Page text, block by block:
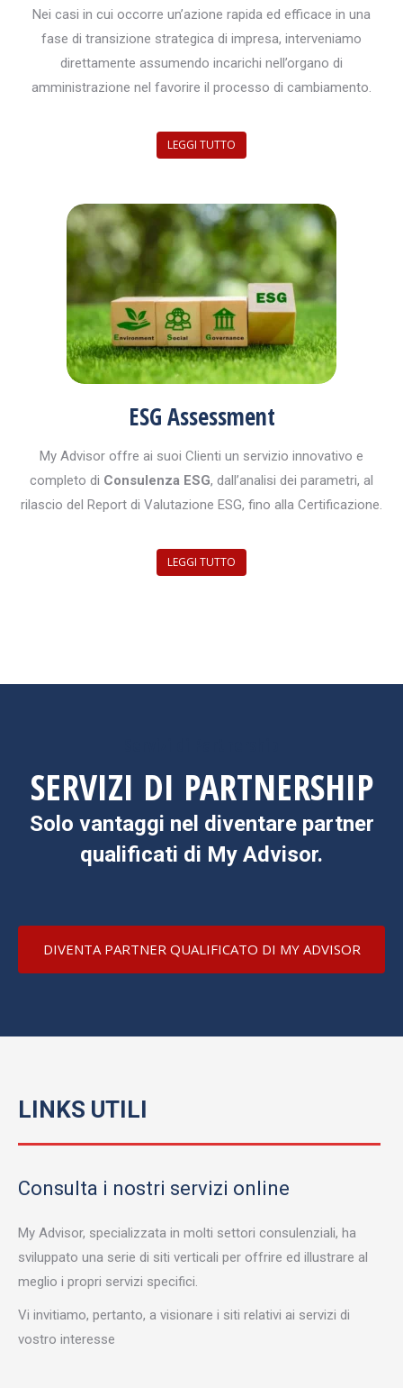
Nei casi in cui occorre un’azione rapida ed efficace in una
fase di transizione strategica di impresa, interveniamo
direttamente assumendo incarichi nell’organo di
amministrazione nel favorire il processo di cambiamento.
LEGGI TUTTO
ESG Assessment
My Advisor offre ai suoi Clienti un servizio innovativo e
completo di Consulenza ESG, dall’analisi dei parametri, al
rilascio del Report di Valutazione ESG, fino alla Certificazione.
LEGGI TUTTO
SERVIZI DI PARTNERSHIP
Solo vantaggi nel diventare partner
qualificati di My Advisor.
DIVENTA PARTNER QUALIFICATO DI MY ADVISOR
LINKS UTILI
Consulta i nostri servizi online
My Advisor, specializzata in molti settori consulenziali, ha
sviluppato una serie di siti verticali per offrire ed illustrare al
meglio i propri servizi specifici.
Vi invitiamo, pertanto, a visionare i siti relativi ai servizi di
vostro interesse